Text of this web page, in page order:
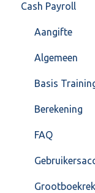
Voorraad
Overig
Algemeen
Inrichting
Jaarafsluiting
Overig
FAQ –
Cash Payroll
Aangifte
Algemeen
Basis
Berekening
FAQ